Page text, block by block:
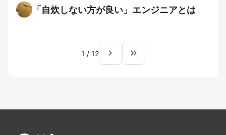
「自炊しない方が良い」エンジニアとは
1 / 12 navigate_next keyboard_double_arrow_right